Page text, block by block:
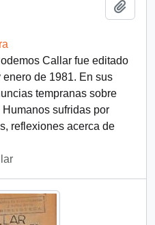
Callar fue editado
de 1981. En sus
tempranas sobre
sufridas por
reflexiones acerca de